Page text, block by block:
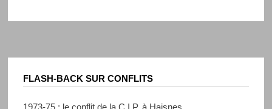
FLASH-BACK SUR CONFLITS
1973-75 : le conflit de la C.I.P. à Haisnes